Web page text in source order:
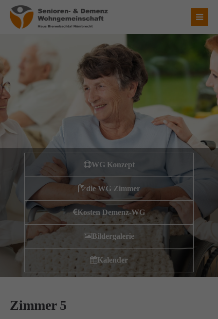
Login
Benutzername
Passwort
Anmelden
Lost your password?
Über uns
Wir haben uns als ambulanter Pflegedienst auf
Wohngemeinschaften für Senioren spezialisiert. Mit der
Spezialisierung im Bereich Demenz erleben wir immer wieder
GUTES
Wir sagenDANKEfür Ihr Feedback!
WG Konzept
die WG Zimmer
Kosten Demenz-WG
Bildergalerie
Kalender
Zimmer 5